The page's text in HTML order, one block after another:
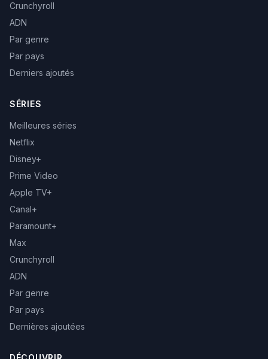
Crunchyroll
ADN
Par genre
Par pays
Derniers ajoutés
SÉRIES
Meilleures séries
Netflix
Disney+
Prime Video
Apple TV+
Canal+
Paramount+
Max
Crunchyroll
ADN
Par genre
Par pays
Dernières ajoutées